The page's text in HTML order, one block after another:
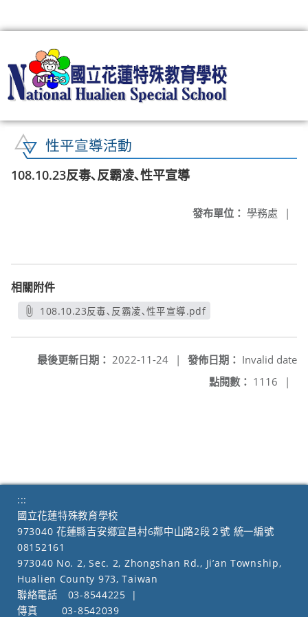
性平宣導活動
108.10.23反毒､反霸凌､性平宣導
發布單位： 學務處 |
相關附件
108.10.23反毒､反霸凌､性平宣導.pdf
發佈日期： Invalid date
最後更新日期： 2022-11-24
|
點閱數： 1116 |
:::
國立花蓮特殊教育學校
973040 花蓮縣吉安鄉宜昌村6鄰中山路2段２號 統一編號
08152161
973040 No. 2, Sec. 2, Zhongshan Rd., Ji’an Township,
Hualien County 973, Taiwan
聯絡電話
03-8544225
|
傳真
03-8542039